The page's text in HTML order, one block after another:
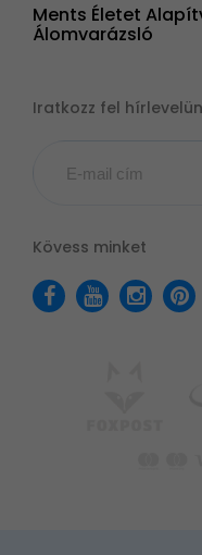
Ments Életet
Álomvarázsló
Iratkozz fel
Kövess minket